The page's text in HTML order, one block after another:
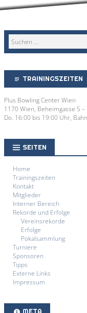
TRAININGSZEITEN
Plus Bowling Center Wien
1170 Wien, Beheimgasse 5 –
Do. 16:00 bis 19:00 Uhr,
SEITEN
Home
Trainingszeiten
Kontakt
Mitglieder
Interner Bereich
Rekorde und Erfolge
Vereinsrekorde
Erfolge
Pokalsammlung
Turniere
Sponsoren
Tipps
Externe Links
Impressum